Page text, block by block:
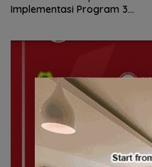
Implementasi Program 3